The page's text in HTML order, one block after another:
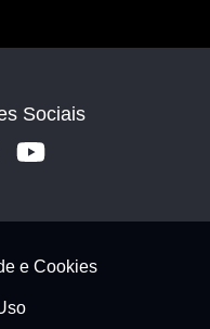
Sociais
e Cookies